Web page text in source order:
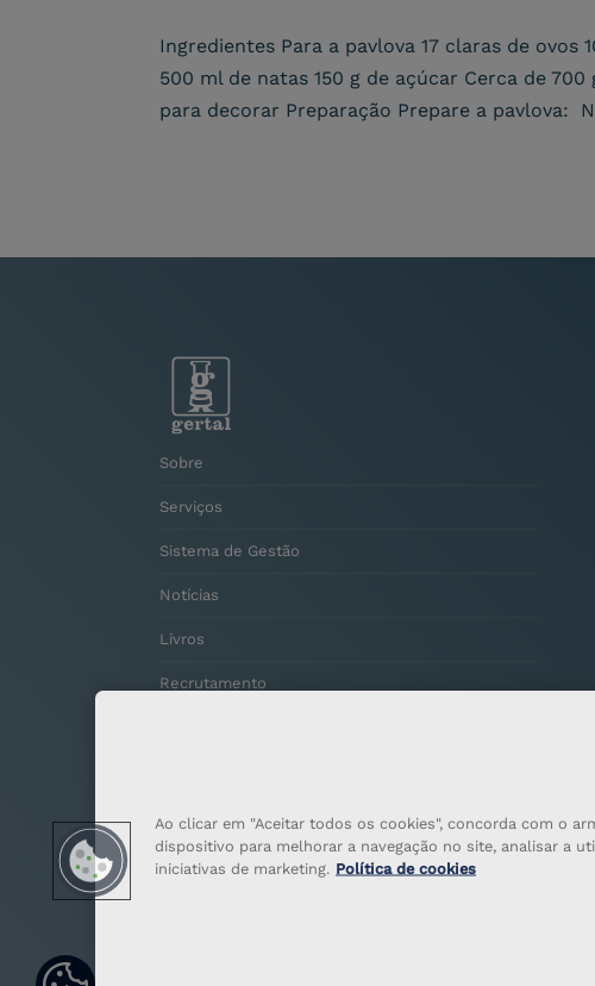
Ingredientes Para a pavlova 17 claras de ovos
500 ml de natas 150 g de açúcar Cerca de
para decorar Preparação Prepare a pavlova:
Sobre
Serviços
Sistema de Gestão
Notícias
Livros
Recrutamento
Definiçõ
es de
Ao clicar em "Aceitar todos os cookies", concorda com o
dispositivo para melhorar a navegação no site, analisar a
iniciativas de marketing. Política de cookies